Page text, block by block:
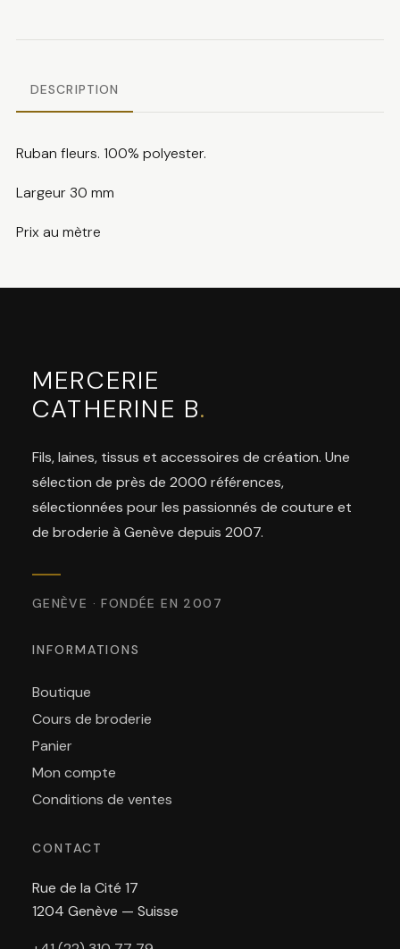
DESCRIPTION
Ruban fleurs. 100% polyester.
Largeur 30 mm
Prix au mètre
MERCERIE
CATHERINE B.
Fils, laines, tissus et accessoires de création. Une
sélection de près de 2000 références,
sélectionnées pour les passionnés de couture et
de broderie à Genève depuis 2007.
GENÈVE · FONDÉE EN 2007
INFORMATIONS
Boutique
Cours de broderie
Panier
Mon compte
Conditions de ventes
CONTACT
Rue de la Cité 17
1204 Genève — Suisse